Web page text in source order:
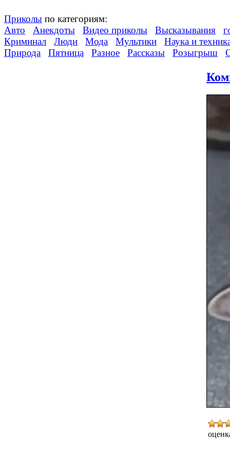
Приколы по категориям:
Авто
Анекдоты Видео приколы Высказывания
Криминал
Люди Мода Мультики
Наука и
Природа
Пятница Разное Рассказы Розыгрыш